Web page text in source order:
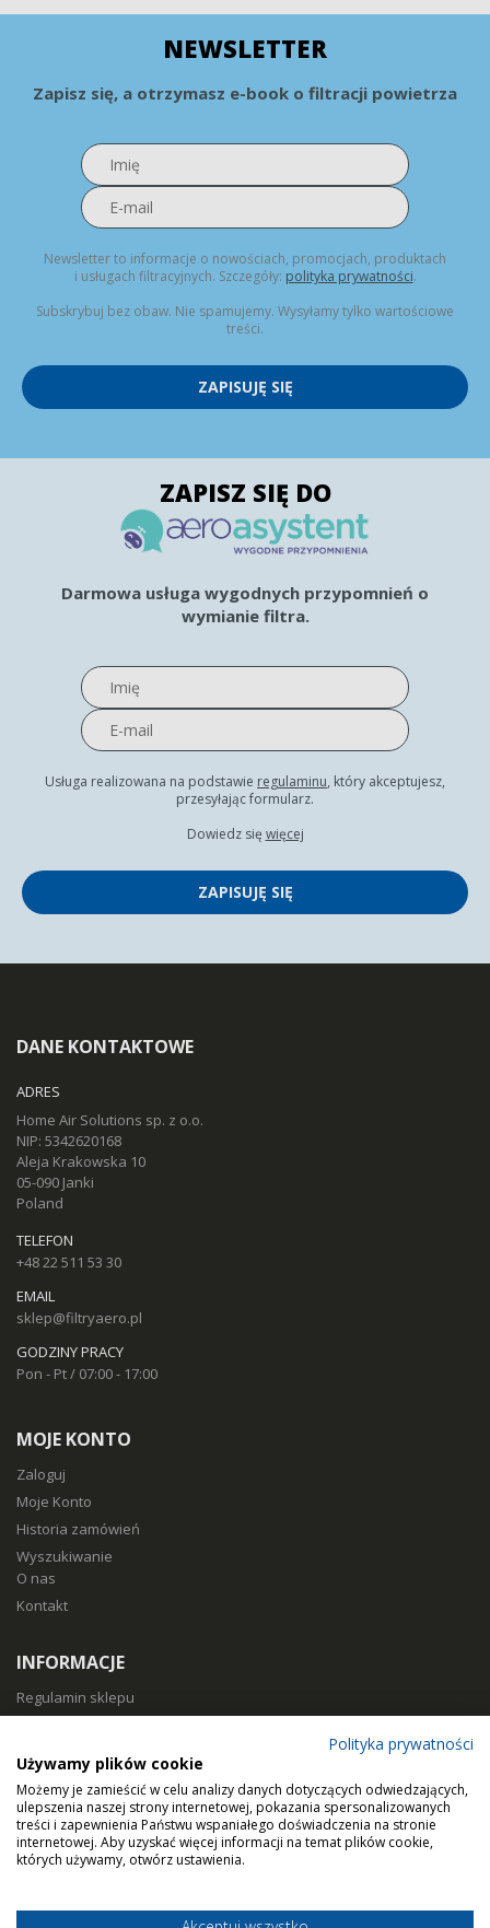
NEWSLETTER
Zapisz się, a otrzymasz e-book o filtracji powietrza
Newsletter to informacje o nowościach, promocjach, produktach
i usługach filtracyjnych. Szczegóły: polityka prywatności.
Subskrybuj bez obaw. Nie spamujemy. Wysyłamy tylko wartościowe
treści.
ZAPISUJĘ SIĘ
ZAPISZ SIĘ DO
Darmowa usługa wygodnych przypomnień o
wymianie filtra.
Usługa realizowana na podstawie regulaminu, który akceptujesz,
przesyłając formularz.
Dowiedz się więcej
ZAPISUJĘ SIĘ
DANE KONTAKTOWE
ADRES
Home Air Solutions sp. z o.o.
NIP: 5342620168
Aleja Krakowska 10
05-090 Janki
Poland
TELEFON
+48 22 511 53 30
EMAIL
sklep@filtryaero.pl
GODZINY PRACY
Pon - Pt / 07:00 - 17:00
MOJE KONTO
Zaloguj
Moje Konto
Historia zamówień
Wyszukiwanie
O nas
Kontakt
INFORMACJE
Regulamin sklepu
Koszty i czas dostawy
Zwroty i reklamacje
Klasy filtracji
Dobierz filtry
Polityka prywatności
Używamy plików cookie
Możemy je zamieścić w celu analizy danych dotyczących odwiedzających,
ulepszenia naszej strony internetowej, pokazania spersonalizowanych
treści i zapewnienia Państwu wspaniałego doświadczenia na stronie
internetowej. Aby uzyskać więcej informacji na temat plików cookie,
których używamy, otwórz ustawienia.